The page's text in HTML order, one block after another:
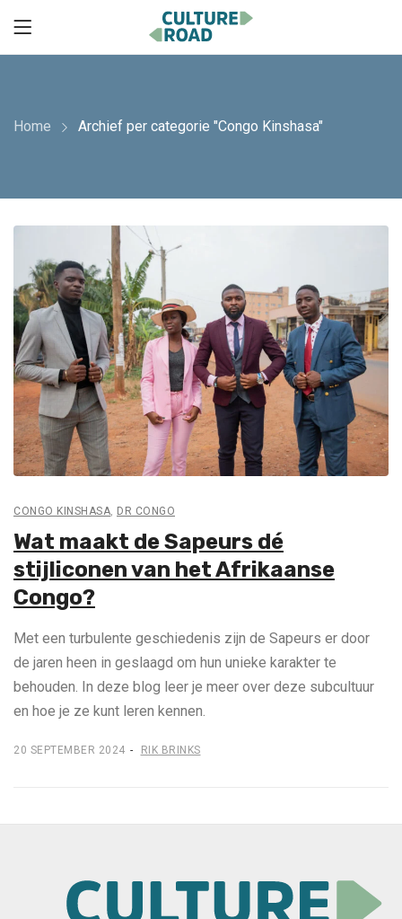
Home Archief per categorie "Congo Kinshasa"
CONGO KINSHASA DR CONGO
Wat maakt de Sapeurs dé
stijliconen van het Afrikaanse
Congo?
Met een turbulente geschiedenis zijn de Sapeurs er door
de jaren heen in geslaagd om hun unieke karakter te
behouden. In deze blog leer je meer over deze subcultuur
en hoe je ze kunt leren kennen.
20 SEPTEMBER 2024 RIK BRINKS